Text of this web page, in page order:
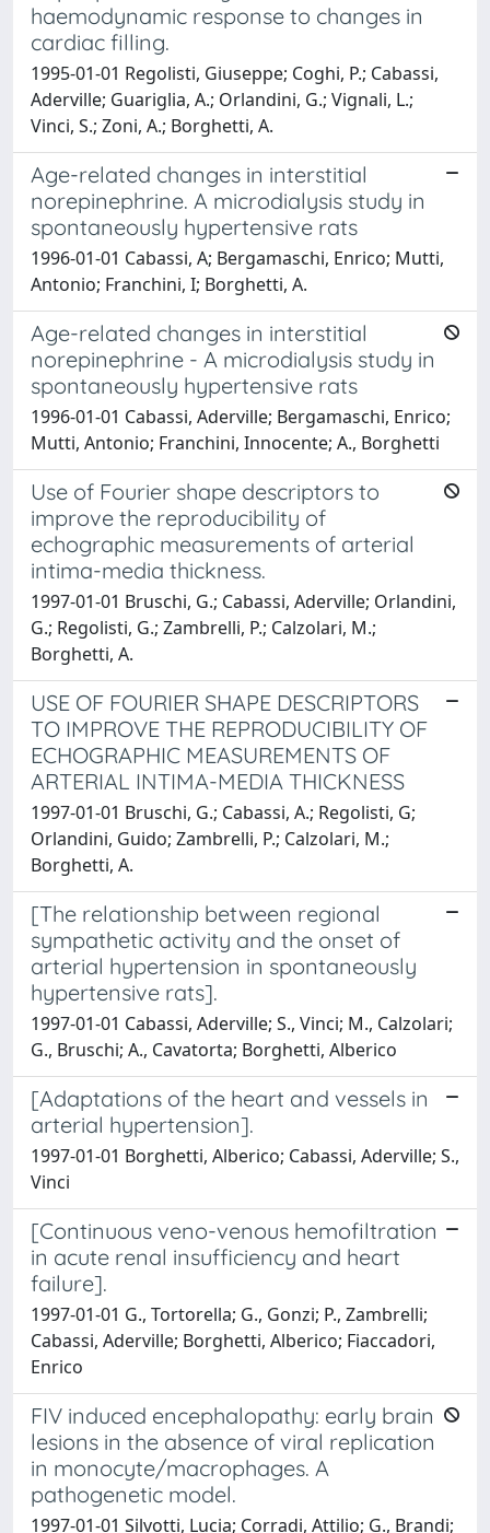
haemodynamic response to changes in
cardiac filling.
1995-01-01 Regolisti, Giuseppe; Coghi, P.; Cabassi,
Aderville; Guariglia, A.; Orlandini, G.; Vignali, L.;
Vinci, S.; Zoni, A.; Borghetti, A.
Age-related changes in interstitial
norepinephrine. A microdialysis study in
spontaneously hypertensive rats
1996-01-01 Cabassi, A; Bergamaschi, Enrico; Mutti,
Antonio; Franchini, I; Borghetti, A.
Age-related changes in interstitial
norepinephrine - A microdialysis study in
spontaneously hypertensive rats
1996-01-01 Cabassi, Aderville; Bergamaschi, Enrico;
Mutti, Antonio; Franchini, Innocente; A., Borghetti
Use of Fourier shape descriptors to
improve the reproducibility of
echographic measurements of arterial
intima-media thickness.
1997-01-01 Bruschi, G.; Cabassi, Aderville; Orlandini,
G.; Regolisti, G.; Zambrelli, P.; Calzolari, M.;
Borghetti, A.
USE OF FOURIER SHAPE DESCRIPTORS
TO IMPROVE THE REPRODUCIBILITY OF
ECHOGRAPHIC MEASUREMENTS OF
ARTERIAL INTIMA-MEDIA THICKNESS
1997-01-01 Bruschi, G.; Cabassi, A.; Regolisti, G;
Orlandini, Guido; Zambrelli, P.; Calzolari, M.;
Borghetti, A.
[The relationship between regional
sympathetic activity and the onset of
arterial hypertension in spontaneously
hypertensive rats].
1997-01-01 Cabassi, Aderville; S., Vinci; M., Calzolari;
G., Bruschi; A., Cavatorta; Borghetti, Alberico
[Adaptations of the heart and vessels in
arterial hypertension].
1997-01-01 Borghetti, Alberico; Cabassi, Aderville; S.,
Vinci
[Continuous veno-venous hemofiltration
in acute renal insufficiency and heart
failure].
1997-01-01 G., Tortorella; G., Gonzi; P., Zambrelli;
Cabassi, Aderville; Borghetti, Alberico; Fiaccadori,
Enrico
FIV induced encephalopathy: early brain
lesions in the absence of viral replication
in monocyte/macrophages. A
pathogenetic model.
1997-01-01 Silvotti, Lucia; Corradi, Attilio; G., Brandi;